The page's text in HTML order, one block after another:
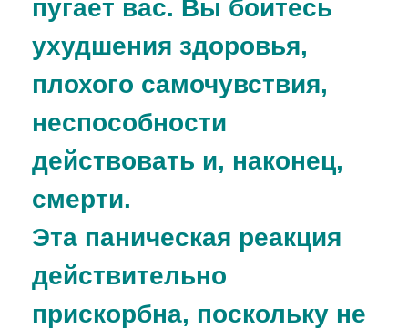
пугает вас. Вы боитесь
ухудшения здоровья,
плохого самочувствия,
неспособности
действовать и, наконец,
смерти.
Эта паническая реакция
действительно
прискорбна, поскольку не